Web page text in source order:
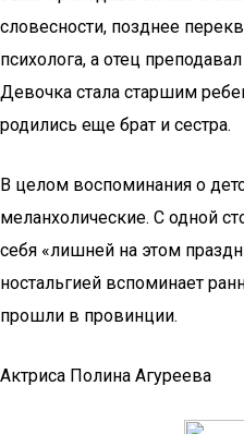
словесности, позднее
психолога, а отец
Девочка стала старшим
родились еще брат и сестра.
В целом воспоминания о
меланхолические. С одной
себя «лишней на этом
ностальгией вспоминает
прошли в провинции.
Актриса Полина Агуреева